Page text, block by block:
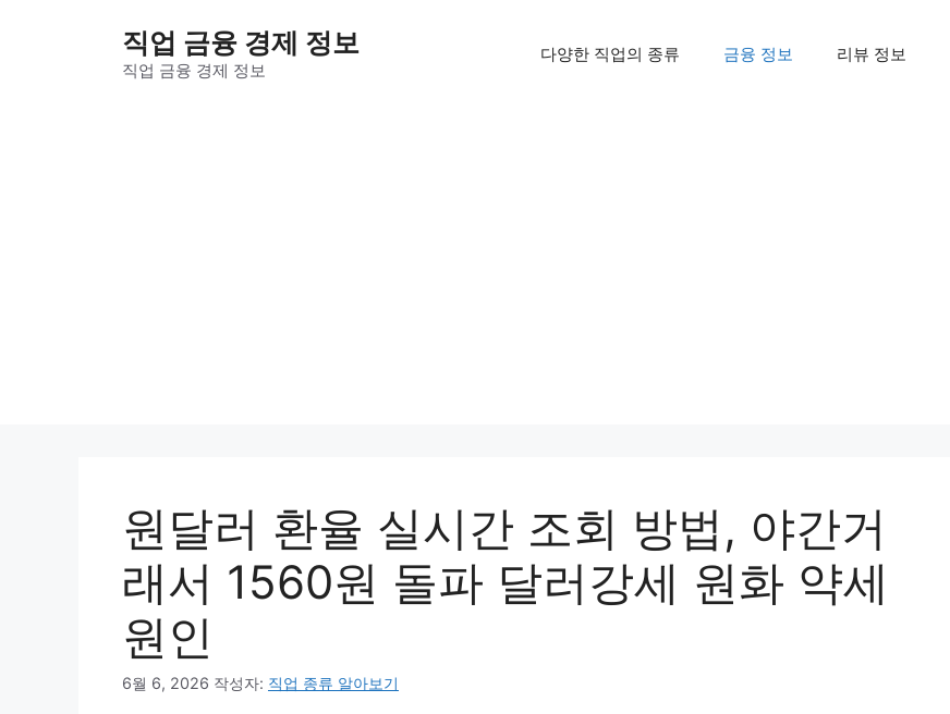
직업 금융 경제 정보
직업 금융 경제 정보
다양한 직업의 종류 금융 정보 리뷰 정보
원달러 환율 실시간 조회 방법, 야간거
래서 1560원 돌파 달러강세 원화 약세
원인
6월 6, 2026 작성자: 직업 종류 알아보기